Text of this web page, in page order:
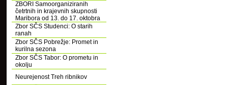
ZBORI Samoorganiziranih
četrtnih in krajevnih skupnosti
Maribora od 13. do 17. oktobra
Zbor SČS Studenci: O starih
ranah
Zbor SČS Pobrežje: Promet in
kurilna sezona
Zbor SČS Tabor: O prometu in
okolju
Neurejenost Treh ribnikov